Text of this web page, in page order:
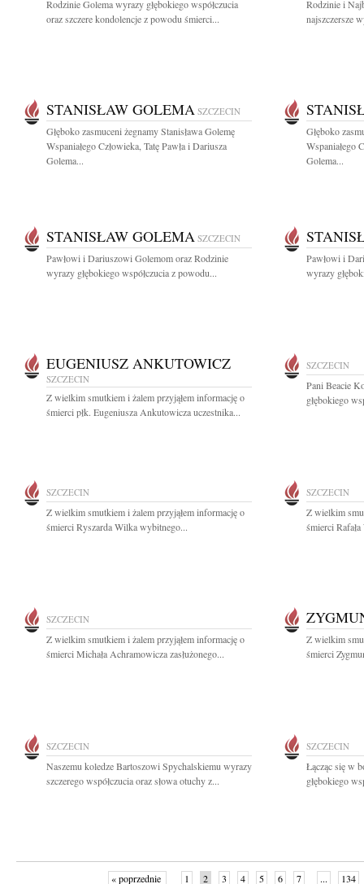
Rodzinie Golema wyrazy głębokiego współczucia
oraz szczere kondolencje z powodu śmierci...
Rodzinie i
najszczersze
STANISŁAW GOLEMA SZCZECIN
Głęboko zasmuceni żegnamy Stanisława Golemę
Wspaniałego Człowieka, Tatę Pawła i Dariusza
Golema...
Głęboko
Wspaniałego
Golema...
STANISŁAW GOLEMA SZCZECIN
Pawłowi i Dariuszowi Golemom oraz Rodzinie
wyrazy głębokiego współczucia z powodu...
Pawłowi i
wyrazy
EUGENIUSZ ANKUTOWICZ
SZCZECIN
Z wielkim smutkiem i żalem przyjąłem informację o
śmierci płk. Eugeniusza Ankutowicza uczestnika...
SZCZECIN
Pani Beacie
głębokiego
SZCZECIN
Z wielkim smutkiem i żalem przyjąłem informację o
śmierci Ryszarda Wilka wybitnego...
SZCZECIN
Z wielkim
śmierci
SZCZECIN
Z wielkim smutkiem i żalem przyjąłem informację o
śmierci Michała Achramowicza zasłużonego...
Z wielkim
śmierci
SZCZECIN
Naszemu koledze Bartoszowi Spychalskiemu wyrazy
szczerego współczucia oraz słowa otuchy z...
SZCZECIN
Łącząc się w
głębokiego
« poprzednie 1 2 3 4 5 6 7 ... 134